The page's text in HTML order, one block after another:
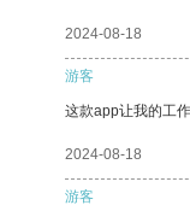
2024-08-18
游客
这款app让我的工
2024-08-18
游客